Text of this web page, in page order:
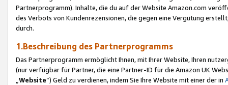
Partnerprogramm). Inhalte, die du auf der Website Amazon.com
des Verbots von Kundenrezensionen, die gegen eine Vergütung
durch.
1.Beschreibung des Partnerprogramms
Das Partnerprogramm ermöglicht Ihnen, mit Ihrer Website, Ihren
(nur verfügbar für Partner, die eine Partner-ID für die Amazon UK
Website“) Geld zu verdienen, indem Sie Ihre Website mit einer der in